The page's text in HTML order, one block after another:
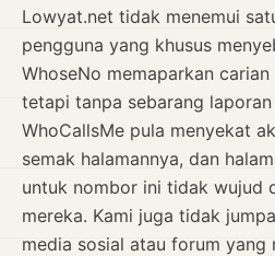
Lowyat.net tidak menemui
pengguna yang khusus
WhoseNo memaparkan
tetapi tanpa sebarang
WhoCallsMe pula menyekat
semak halamannya, dan
untuk nombor ini tidak wujud
mereka. Kami juga tidak
media sosial atau forum yang